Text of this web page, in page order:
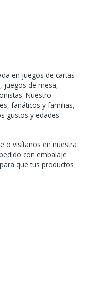
en juegos de cartas
juegos de mesa,
Nuestro
fanáticos y familias,
gustos y edades.
o visítanos en nuestra
con embalaje
que tus productos